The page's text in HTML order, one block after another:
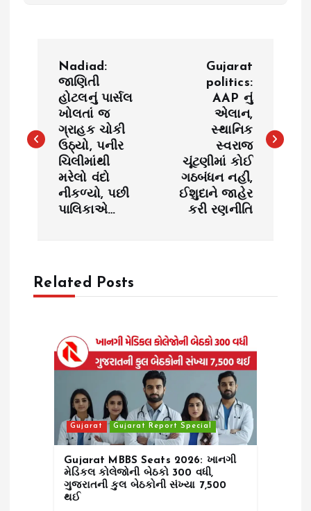
t
Nadiad:
જાણિતી
હોટલનું પાર્સલ
ખોલતાં જ
ગ્રાહક ચોકી
ઉઠ્યો, પનીર
ચિલીમાંથી
મરેલો વંદો
નીકળ્યો, પછી
પાલિકાએ…
Gujarat
politics:
AAP નું
એલાન,
સ્થાનિક
સ્વરાજ
ચૂંટણીમાં કોઈ
ગઠબંધન નહીં,
ઈશુદાને જાહેર
કરી રણનીતિ
Related Posts
Gujarat Gujarat Report Special
Gujarat MBBS Seats 2026: ખાનગી
મેડિકલ કોલેજોની બેઠકો 300 વધી,
ગુજરાતની કુલ બેઠકોની સંખ્યા 7,500
થઈ